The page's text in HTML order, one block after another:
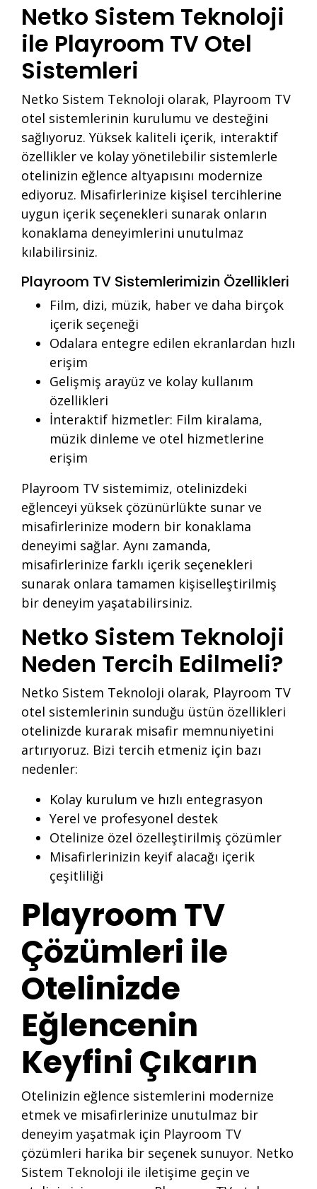
Netko Sistem Teknoloji
ile Playroom TV Otel
Sistemleri
Netko Sistem Teknoloji olarak, Playroom TV
otel sistemlerinin kurulumu ve desteğini
sağlıyoruz. Yüksek kaliteli içerik, interaktif
özellikler ve kolay yönetilebilir sistemlerle
otelinizin eğlence altyapısını modernize
ediyoruz. Misafirlerinize kişisel tercihlerine
uygun içerik seçenekleri sunarak onların
konaklama deneyimlerini unutulmaz
kılabilirsiniz.
Playroom TV Sistemlerimizin Özellikleri
Film, dizi, müzik, haber ve daha birçok
içerik seçeneği
Odalara entegre edilen ekranlardan hızlı
erişim
Gelişmiş arayüz ve kolay kullanım
özellikleri
İnteraktif hizmetler: Film kiralama,
müzik dinleme ve otel hizmetlerine
erişim
Playroom TV sistemimiz, otelinizdeki
eğlenceyi yüksek çözünürlükte sunar ve
misafirlerinize modern bir konaklama
deneyimi sağlar. Aynı zamanda,
misafirlerinize farklı içerik seçenekleri
sunarak onlara tamamen kişiselleştirilmiş
bir deneyim yaşatabilirsiniz.
Netko Sistem Teknoloji
Neden Tercih Edilmeli?
Netko Sistem Teknoloji olarak, Playroom TV
otel sistemlerinin sunduğu üstün özellikleri
otelinizde kurarak misafir memnuniyetini
artırıyoruz. Bizi tercih etmeniz için bazı
nedenler:
Kolay kurulum ve hızlı entegrasyon
Yerel ve profesyonel destek
Otelinize özel özelleştirilmiş çözümler
Misafirlerinizin keyif alacağı içerik
çeşitliliği
Playroom TV
Çözümleri ile
Otelinizde
Eğlencenin
Keyfini Çıkarın
Otelinizin eğlence sistemlerini modernize
etmek ve misafirlerinize unutulmaz bir
deneyim yaşatmak için Playroom TV
çözümleri harika bir seçenek sunuyor. Netko
Sistem Teknoloji ile iletişime geçin ve